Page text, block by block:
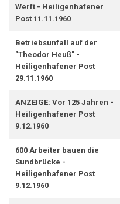
Werft - Heiligenhafener
Post 11.11.1960
Betriebsunfall auf der
"Theodor Heuß" -
Heiligenhafener Post
29.11.1960
ANZEIGE: Vor 125 Jahren -
Heiligenhafener Post
9.12.1960
600 Arbeiter bauen die
Sundbrücke -
Heiligenhafener Post
9.12.1960